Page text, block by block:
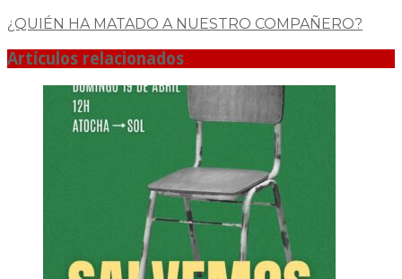
¿QUIÉN HA MATADO A NUESTRO COMPAÑERO?
Artículos relacionados